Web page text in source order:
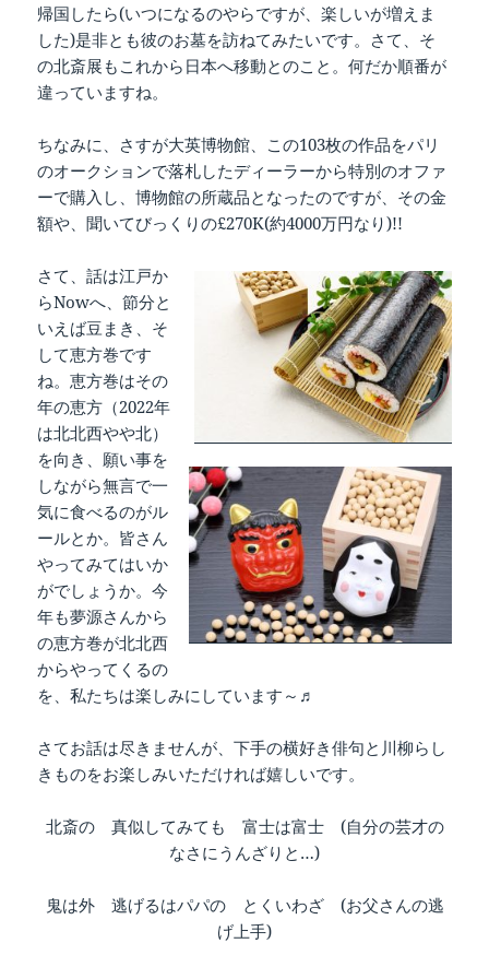
帰国したら(いつになるのやらですが、楽しいが増えま
した)是非とも彼のお墓を訪ねてみたいです。さて、そ
の北斎展もこれから日本へ移動とのこと。何だか順番が
違っていますね。
ちなみに、さすが大英博物館、この103枚の作品をパリ
のオークションで落札したディーラーから特別のオファ
ーで購入し、博物館の所蔵品となったのですが、その金
額や、聞いてびっくりの£270K(約4000万円なり)!!
さて、話は江戸か
らNowへ、節分と
いえば豆まき、そ
して恵方巻です
ね。恵方巻はその
年の恵方（2022年
は北北西やや北）
を向き、願い事を
しながら無言で一
気に食べるのがル
ールとか。皆さん
やってみてはいか
がでしょうか。今
年も夢源さんから
の恵方巻が北北西
からやってくるの
を、私たちは楽しみにしています～♬
さてお話は尽きませんが、下手の横好き俳句と川柳らし
きものをお楽しみいただければ嬉しいです。
北斎の 真似してみても 富士は富士 (自分の芸才の
なさにうんざりと…)
鬼は外 逃げるはパパの とくいわざ
(お父さんの逃
げ上手)